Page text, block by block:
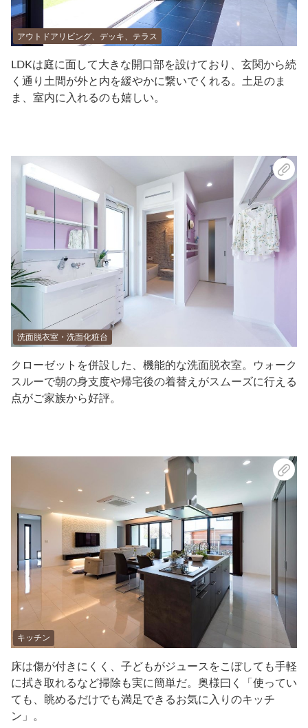
アウトドアリビング、デッキ、テラス
LDKは庭に面して大きな開口部を設けており、玄関から続
く通り土間が外と内を緩やかに繋いでくれる。土足のま
ま、室内に入れるのも嬉しい。
洗面脱衣室・洗面化粧台
クローゼットを併設した、機能的な洗面脱衣室。ウォーク
スルーで朝の身支度や帰宅後の着替えがスムーズに行える
点がご家族から好評。
キッチン
床は傷が付きにくく、子どもがジュースをこぼしても手軽
に拭き取れるなど掃除も実に簡単だ。奥様曰く「使ってい
ても、眺めるだけでも満足できるお気に入りのキッチ
ン」。